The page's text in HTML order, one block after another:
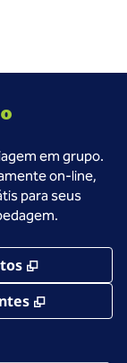
em grupo.
on-line,
para seus
,
,